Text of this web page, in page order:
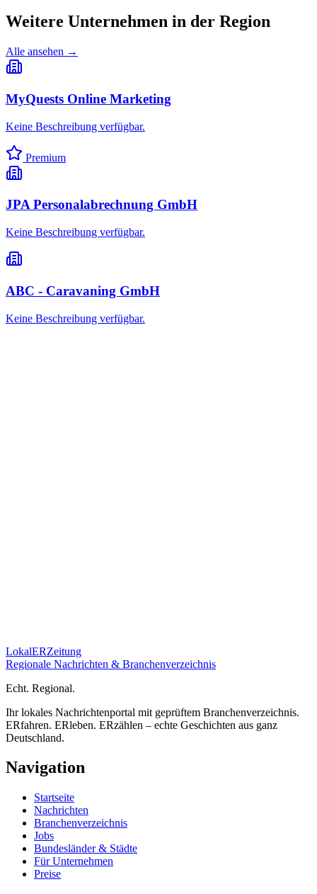
Weitere Unternehmen in der Region
Alle ansehen →
MyQuests Online Marketing
Keine Beschreibung verfügbar.
Premium
JPA Personalabrechnung GmbH
Keine Beschreibung verfügbar.
ABC - Caravaning GmbH
Keine Beschreibung verfügbar.
LokalERZeitung
Regionale Nachrichten & Branchenverzeichnis
Echt. Regional.
Ihr lokales Nachrichtenportal mit geprüftem Branchenverzeichnis.
ERfahren. ERleben. ERzählen – echte Geschichten aus ganz
Deutschland.
Navigation
Startseite
Nachrichten
Branchenverzeichnis
Jobs
Bundesländer & Städte
Für Unternehmen
Preise